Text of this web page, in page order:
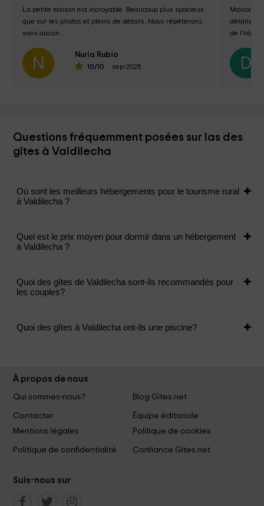
La petite maison est incroyable. Beaucoup plus spacieux
que sur les photos et pleins de détails. Nous répéterons,
sans aucun...
N Nuria Rubio
10/10 sep-2025
Maison
détails.
de l'hôte:
D
Questions fréquemment posées sur las des
gîtes à Valdilecha
Où sont les meilleurs hébergements pour le tourisme rural
à Valdilecha ?
Quel est le prix moyen pour dormir dans un hébergement
à Valdilecha ?
Quoi des gîtes de Valdilecha sont-ils recommandés pour
les couples?
Quoi des gîtes à Valdilecha ont-ils une piscine?
À propos de nous
Qui sommes-nous?
Blog Gites.net
Contacter
Équipe éditoriale
Mentions légales
Politique de cookies
Politique de confidentialité Confiance Gites.net
Suis-nous sur